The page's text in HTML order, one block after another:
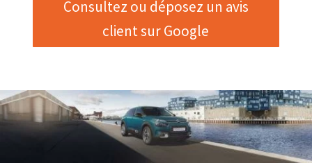
Consultez ou déposez un avis
client sur Google